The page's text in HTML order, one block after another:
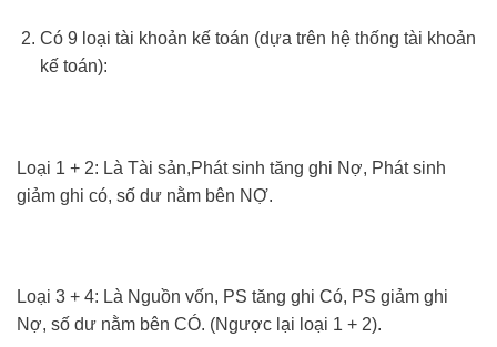
Có 9 loại tài khoản kế toán (dựa trên hệ thống tài khoản
kế toán):
Loại 1 + 2: Là Tài sản,Phát sinh tăng ghi Nợ, Phát sinh
giảm ghi có, số dư nằm bên NỢ.
Loại 3 + 4: Là Nguồn vốn, PS tăng ghi Có, PS giảm ghi
Nợ, số dư nằm bên CÓ. (Ngược lại loại 1 + 2).